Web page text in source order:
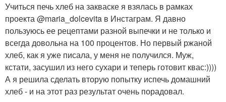
Хлеб на хмелевой
закваске
Закваска для получения
Хлеба в домашних
Закваска для белого
Учиться печь хлеб на закваске я взялась в рамках
проекта @maria_dolcevita в Инстаграм. Я давно
пользуюсь ее рецептами разной выпечки и не только и
всегда довольна на 100 процентов. Но первый ржаной
хлеб, как я уже писала, у меня не получился. Муж,
кстати, засушил из него сухари и теперь готовит квас:))))
А я решила сделать вторую попытку испечь домашний
хлеб - и на этот раз результат очень порадовал.